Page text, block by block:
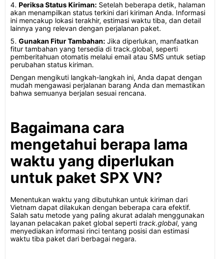
4. Periksa Status Kiriman: Setelah beberapa detik, halaman
akan menampilkan status terkini dari kiriman Anda. Informasi
ini mencakup lokasi terakhir, estimasi waktu tiba, dan detail
lainnya yang relevan dengan perjalanan paket.
5. Gunakan Fitur Tambahan: Jika diperlukan, manfaatkan
fitur tambahan yang tersedia di track.global, seperti
pemberitahuan otomatis melalui email atau SMS untuk setiap
perubahan status kiriman.
Dengan mengikuti langkah-langkah ini, Anda dapat dengan
mudah mengawasi perjalanan barang Anda dan memastikan
bahwa semuanya berjalan sesuai rencana.
Bagaimana cara
mengetahui berapa lama
waktu yang diperlukan
untuk paket SPX VN?
Menentukan waktu yang dibutuhkan untuk kiriman dari
Vietnam dapat dilakukan dengan beberapa cara efektif.
Salah satu metode yang paling akurat adalah menggunakan
layanan pelacakan paket global seperti track.global, yang
menyediakan informasi rinci tentang posisi dan estimasi
waktu tiba paket dari berbagai negara.